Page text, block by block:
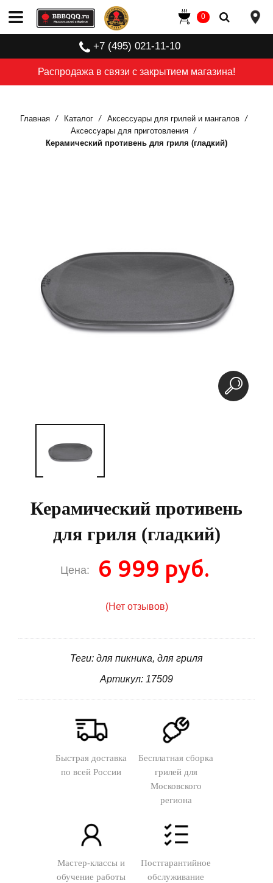
Распродажа в связи с закрытием магазина!
+7 (495) 021-11-10
0
Главная Каталог
Аксессуары для грилей и мангалов
Аксессуары для приготовления
Керамический противень для гриля (гладкий)
Керамический противень
для гриля (гладкий)
Цена: 6 999 руб.
(Нет отзывов)
Теги: для пикника, для гриля
Артикул: 17509
Быстрая доставка
по всей России
Бесплатная сборка
грилей для
Московского
региона
Мастер-классы и
обучение работы
Постгарантийное
обслуживание